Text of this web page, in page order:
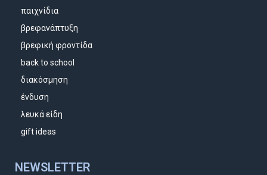
παιχνίδια
βρεφανάπτυξη
βρεφική φροντίδα
back to school
διακόσμηση
ένδυση
λευκά είδη
gift ideas
NEWSLETTER